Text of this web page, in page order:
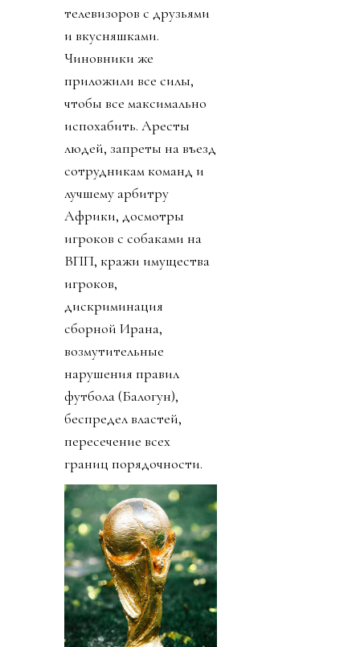
телевизоров с друзьями
и вкусняшками.
Чиновники же
приложили все силы,
чтобы все максимально
испохабить. Аресты
людей, запреты на въезд
сотрудникам команд и
лучшему арбитру
Африки, досмотры
игроков с собаками на
ВПП, кражи имущества
игроков,
дискриминация
сборной Ирана,
возмутительные
нарушения правил
футбола (Балогун),
беспредел властей,
пересечение всех
границ порядочности.